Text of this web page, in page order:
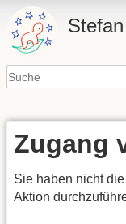
Zugang
Sie haben nicht
Aktion